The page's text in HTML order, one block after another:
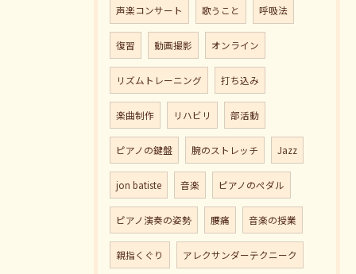
声楽コンサート 歌うこと 呼吸法
復習 動画撮影 オンライン
リズムトレーニング 打ち込み
楽曲制作 リハビリ 部活動
ピアノの鍵盤 腕のストレッチ Jazz
jon batiste 音楽 ピアノのペダル
ピアノ演奏の姿勢 腰痛 音楽の授業
親指くぐり アレクサンダーテクニーク